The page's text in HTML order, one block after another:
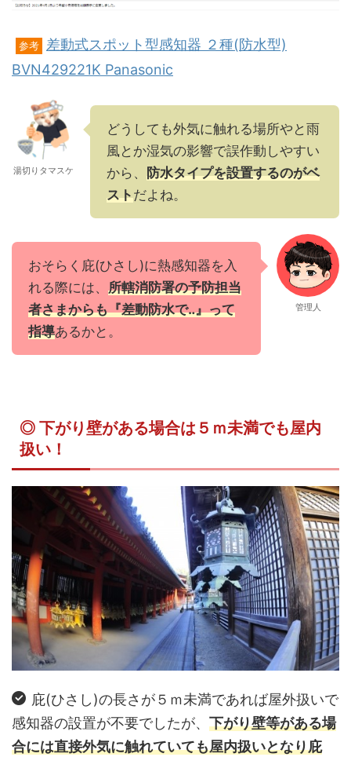
参考
差動式スポット型感知器 ２種(防水型)
BVN429221K Panasonic
湯切りタマスケ
どうしても外気に触れる場所やと雨
風とか湿気の影響で誤作動しやすい
から、 防水タイプを設置するのがベ
ストだよね。
おそらく庇(ひさし)に熱感知器を入
れる際には、 所轄消防署の予防担当
者さまからも『差動防水で‥』って
指導あるかと。
管理人
◎ 下がり壁がある場合は５ｍ未満でも屋内
扱い！
庇(ひさし)の長さが５ｍ未満であれば屋外扱いで
感知器の設置が不要でしたが、 下がり壁等がある場
合には直接外気に触れていても屋内扱いとなり庇